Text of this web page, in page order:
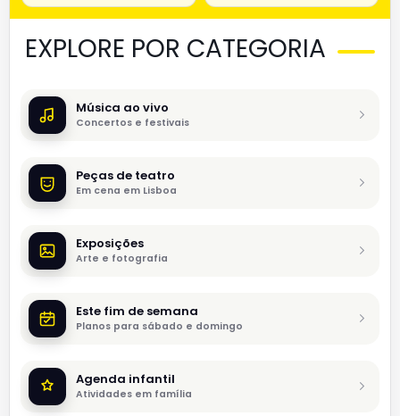
EXPLORE POR CATEGORIA
Música ao vivo
Concertos e festivais
Peças de teatro
Em cena em Lisboa
Exposições
Arte e fotografia
Este fim de semana
Planos para sábado e domingo
Agenda infantil
Atividades em família